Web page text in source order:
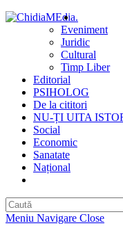
Skip
.
Eveniment
Juridic
Cultural
Timp Liber
Editorial
PSIHOLOG
De la cititori
NU-ȚI UITA
Social
Economic
Sanatate
Național
Meniu Navigare Close